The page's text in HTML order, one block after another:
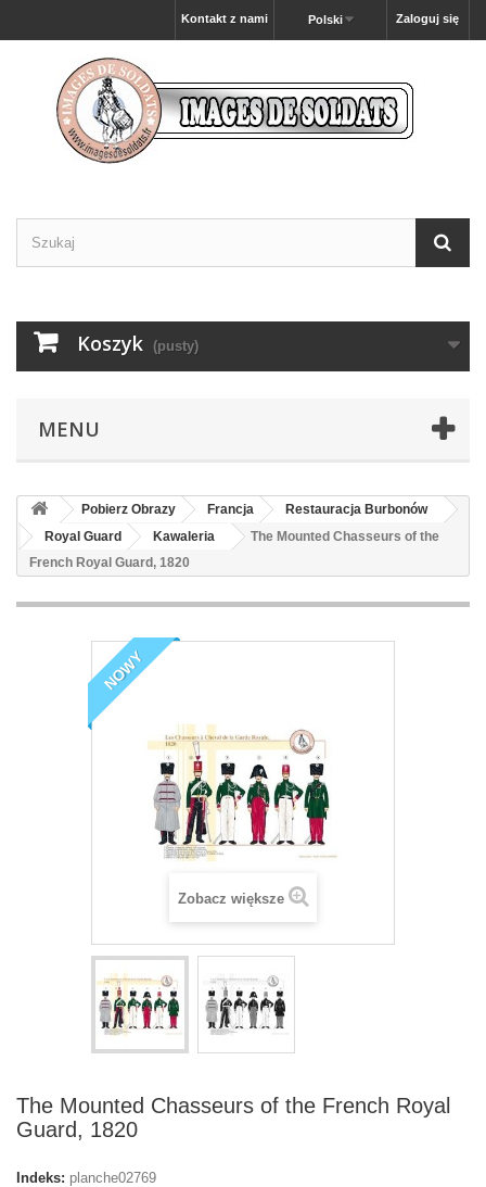
Zaloguj się
Polski
Kontakt z nami
Koszyk (pusty)
MENU
Pobierz Obrazy Francja
Restauracja Burbonów
Royal Guard
Kawaleria
The Mounted Chasseurs of the
French Royal Guard, 1820
NOWY
Zobacz większe
The Mounted Chasseurs of the French Royal
Guard, 1820
Indeks: planche02769